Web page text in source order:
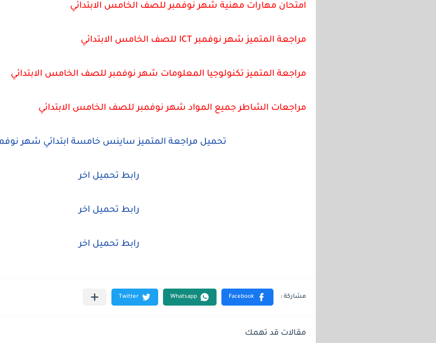
امتحان مهارات مهنية شهر نوفمبر للصف الخامس الابتدائي
مراجعة المتميز شهر نوفمبر ICT للصف الخامس الابتدائي
مراجعة المتميز تكنولوجيا المعلومات شهر نوفمبر للصف الخامس الابتدائي
مراجعات الشاطر جميع المواد شهر نوفمبر للصف الخامس الابتدائي
تحميل مراجعة المتميز ساينس خامسة ابتدائي شهر
رابط تحميل اخر
رابط تحميل اخر
رابط تحميل اخر
مقالات قد تهمك